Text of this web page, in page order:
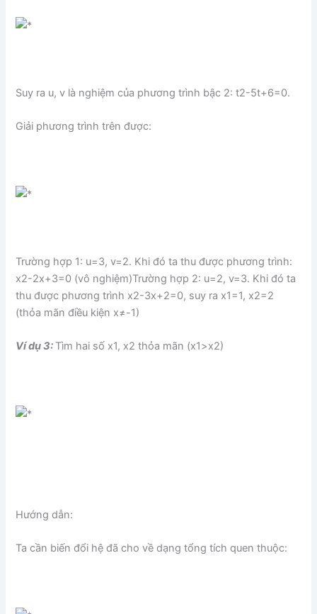
Suy ra u, v là nghiệm của phương trình bậc 2: t2-5t+6=0.
Giải phương trình trên được:
Trường hợp 1: u=3, v=2. Khi đó ta thu được phương trình:
x2-2x+3=0 (vô nghiệm)Trường hợp 2: u=2, v=3. Khi đó ta
thu được phương trình x2-3x+2=0, suy ra x1=1, x2=2
(thỏa mãn điều kiện x≠-1)
Ví dụ 3: Tìm hai số x1, x2 thỏa mãn (x1>x2)
Hướng dẫn:
Ta cần biến đổi hệ đã cho về dạng tổng tích quen thuộc: